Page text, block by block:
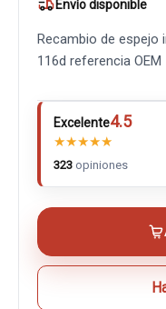
Envío disponible
Recambio de espejo
116d referencia OEM
Excelente4.5
★★★★★
323 opiniones